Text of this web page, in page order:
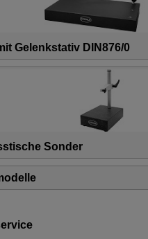
Gelenkstativ DIN876/0
Sonder